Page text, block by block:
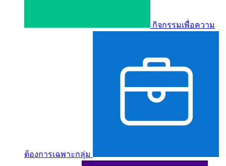
กิจกรรมเพื่อความ
ต้องการเฉพาะกลุ่ม